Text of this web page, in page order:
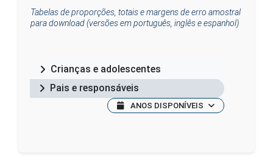
Tabelas de proporções, totais e margens de erro amostral
para download (versões em português, inglês e espanhol)
Crianças e adolescentes
Pais e responsáveis
ANOS DISPONÍVEIS